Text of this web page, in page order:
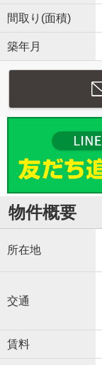
間取り(面積)
築年月
物件概要
所在地
交通
賃料